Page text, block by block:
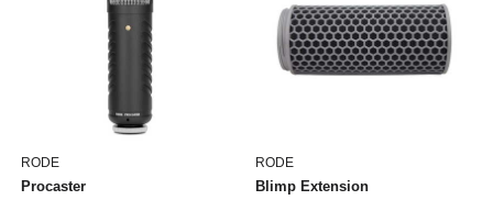
RODE
Procaster
RODE
Blimp Extension